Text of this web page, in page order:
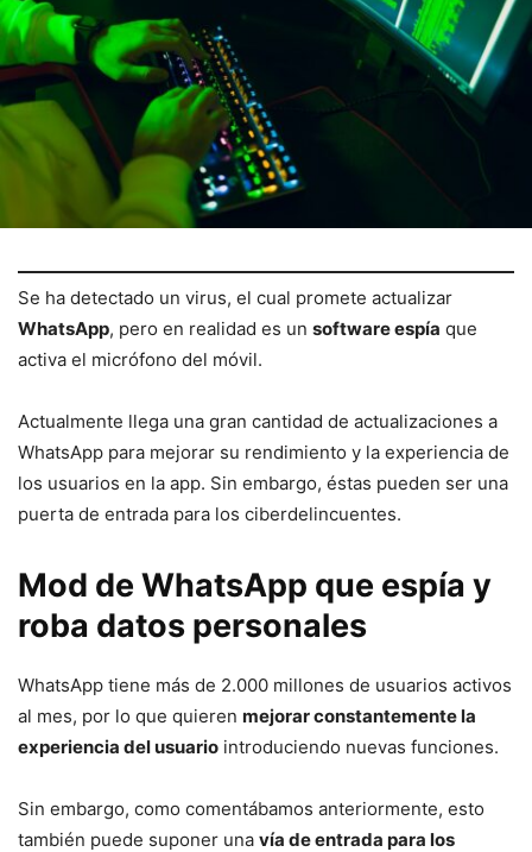
Se ha detectado un virus, el cual promete actualizar
WhatsApp, pero en realidad es un software espía que
activa el micrófono del móvil.
Actualmente llega una gran cantidad de actualizaciones a
WhatsApp para mejorar su rendimiento y la experiencia de
los usuarios en la app. Sin embargo, éstas pueden ser una
puerta de entrada para los ciberdelincuentes.
Mod de WhatsApp que espía y
roba datos personales
WhatsApp tiene más de 2.000 millones de usuarios activos
al mes, por lo que quieren mejorar constantemente la
experiencia del usuario introduciendo nuevas funciones.
Sin embargo, como comentábamos anteriormente, esto
también puede suponer una vía de entrada para los